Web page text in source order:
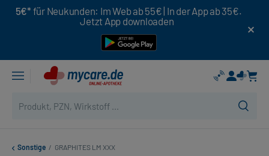
5€* für Neukunden: Im Web ab 55€ | In der App ab 35€.
Jetzt App downloaden
Sonstige / GRAPHITES LM XXX